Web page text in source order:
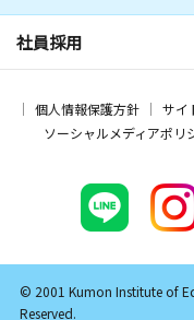
社員採用
個人情報保護方針 サイ
ソーシャルメディアポリ
© 2001 Kumon Institute of
Reserved.